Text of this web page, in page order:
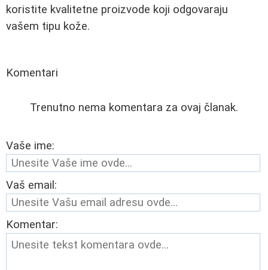
koristite kvalitetne proizvode koji odgovaraju
vašem tipu kože.
Komentari
Trenutno nema komentara za ovaj članak.
Vaše ime:
Vaš email:
Komentar: